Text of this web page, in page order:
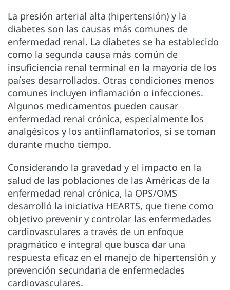
La presión arterial alta (hipertensión) y la
diabetes son las causas más comunes de
enfermedad renal. La diabetes se ha establecido
como la segunda causa más común de
insuficiencia renal terminal en la mayoría de los
países desarrollados. Otras condiciones menos
comunes incluyen inflamación o infecciones.
Algunos medicamentos pueden causar
enfermedad renal crónica, especialmente los
analgésicos y los antiinflamatorios, si se toman
durante mucho tiempo.
Considerando la gravedad y el impacto en la
salud de las poblaciones de las Américas de la
enfermedad renal crónica, la OPS/OMS
desarrolló la iniciativa HEARTS, que tiene como
objetivo prevenir y controlar las enfermedades
cardiovasculares a través de un enfoque
pragmático e integral que busca dar una
respuesta eficaz en el manejo de hipertensión y
prevención secundaria de enfermedades
cardiovasculares.